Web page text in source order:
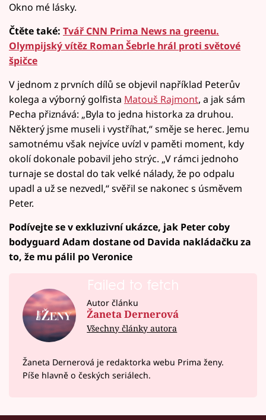
Okno mé lásky.
Čtěte také: Tvář CNN Prima News na greenu.
Olympijský vítěz Roman Šebrle hrál proti světové
špičce
V jednom z prvních dílů se objevil například Peterův
kolega a výborný golfista Matouš Rajmont, a jak sám
Pecha přiznává: „Byla to jedna historka za druhou.
Některý jsme museli i vystříhat,“ směje se herec. Jemu
samotnému však nejvíce uvízl v paměti moment, kdy
okolí dokonale pobavil jeho strýc. „V rámci jednoho
turnaje se dostal do tak velké nálady, že po odpalu
upadl a už se nezvedl,“ svěřil se nakonec s úsměvem
Peter.
Podívejte se v exkluzivní ukázce, jak Peter coby
bodyguard Adam dostane od Davida nakládačku za
to, že mu pálil po Veronice
Failed to fetch
Autor článku
Žaneta Dernerová
Všechny články autora
Žaneta Dernerová je redaktorka webu Prima ženy.
Píše hlavně o českých seriálech.